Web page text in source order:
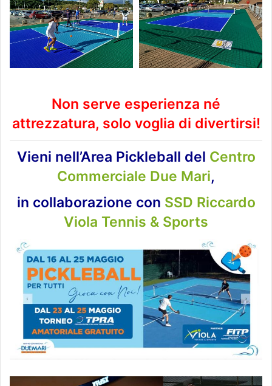
Non serve esperienza né
attrezzatura, solo voglia di divertirsi!
Vieni nell’Area Pickleball del Centro
Commerciale Due Mari,
in collaborazione con SSD Riccardo
Viola Tennis & Sports